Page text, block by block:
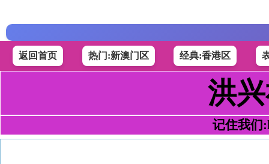
返回首页 热门:新澳门区 经典:香港区
洪
记住我们